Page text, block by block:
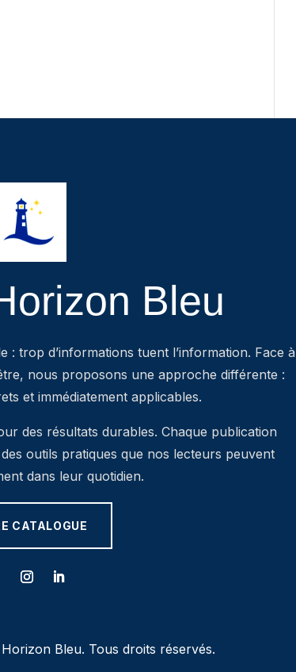
Bleu
trop d’informations tuent l’information. Face à
nous proposons une approche différente :
et immédiatement applicables.
des résultats durables. Chaque publication
outils pratiques que nos lecteurs peuvent
dans leur quotidien.
CATALOGUE
Bleu. Tous droits réservés.